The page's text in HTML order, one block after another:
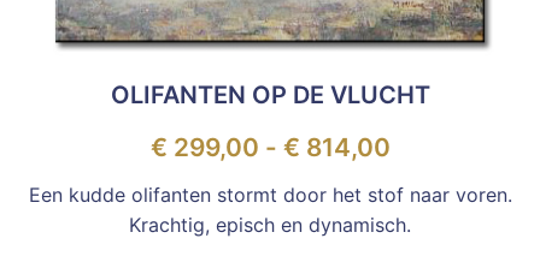
OLIFANTEN OP DE VLUCHT
€ 299,00 - € 814,00
Een kudde olifanten stormt door het stof naar voren.
Krachtig, episch en dynamisch.